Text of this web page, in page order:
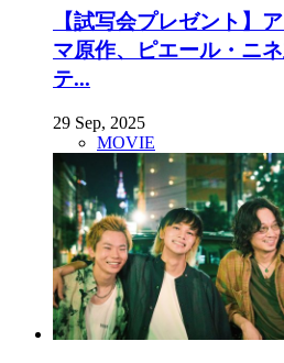
【試写会プレゼント】
マ原作、ピエール・ニ
テ...
29 Sep, 2025
MOVIE